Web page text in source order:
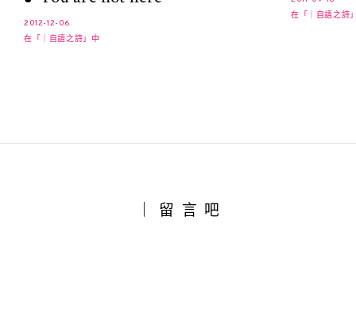
2012-12-06
在「｜自語之詩」中
在「｜自語之詩
｜留言吧